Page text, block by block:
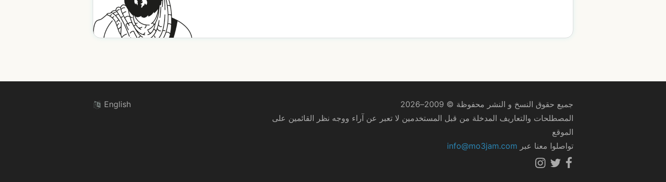
جميع حقوق النسخ و النشر محفوظة © 2009–2026
المصطلحات والتعاريف المدخلة من قبل المستخدمين لا تعبر عن آراء ووجه نظر القائمين على
الموقع
تواصلوا معنا عبر info@mo3jam.com
English